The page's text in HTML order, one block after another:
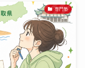
専門塾